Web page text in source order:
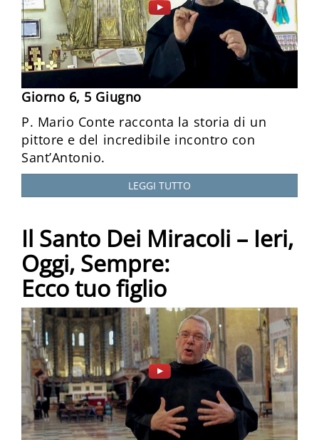
Giorno 6, 5 Giugno
P. Mario Conte racconta la storia di un
pittore e del incredibile incontro con
Sant’Antonio.
LEGGI TUTTO
Il Santo Dei Miracoli – Ieri,
Oggi, Sempre:
Ecco tuo figlio